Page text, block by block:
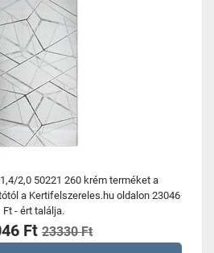
2,0 50221 260 krém terméket a
a Kertifelszereles.hu oldalon 23046
Ft - ért találja.
Ft 23330 Ft